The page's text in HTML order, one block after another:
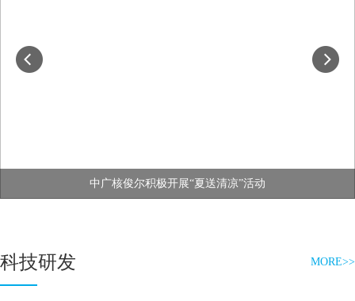
中广核俊尔积极开展“夏送清凉”活动
科技研发 MORE>>